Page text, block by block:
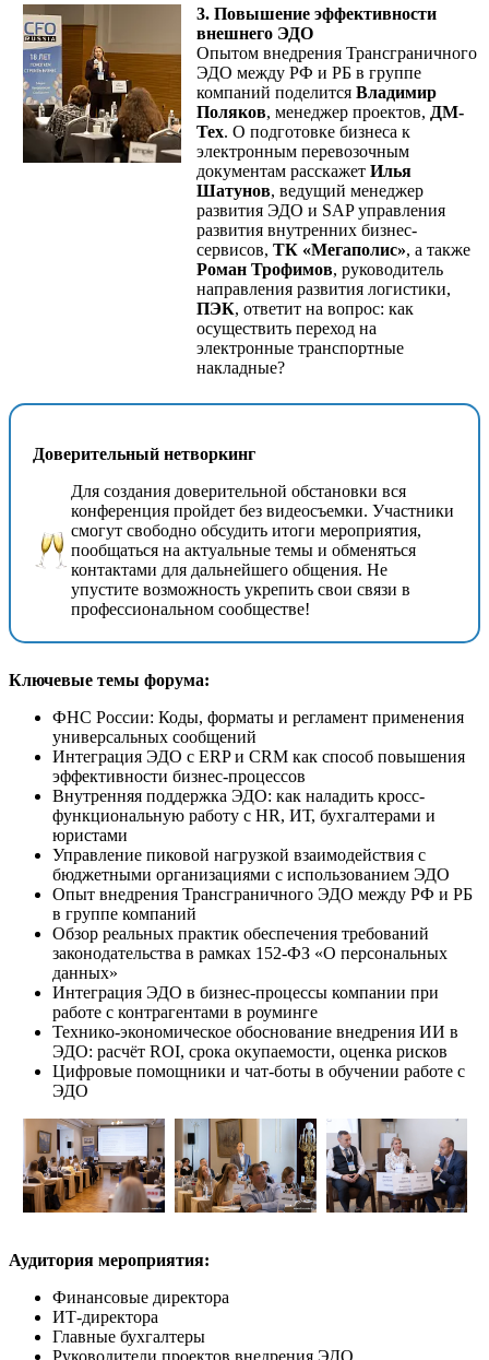
3. Повышение эффективности
внешнего ЭДО
Опытом внедрения Трансграничного
ЭДО между РФ и РБ в группе
компаний поделится Владимир
Поляков, менеджер проектов, ДМ-
Тех. О подготовке бизнеса к
электронным перевозочным
документам расскажет Илья
Шатунов, ведущий менеджер
развития ЭДО и SAP управления
развития внутренних бизнес-
сервисов, ТК «Мегаполис», а также
Роман Трофимов, руководитель
направления развития логистики,
ПЭК, ответит на вопрос: как
осуществить переход на
электронные транспортные
накладные?
Доверительный нетворкинг
Для создания доверительной обстановки вся
конференция пройдет без видеосъемки. Участники
смогут свободно обсудить итоги мероприятия,
пообщаться на актуальные темы и обменяться
контактами для дальнейшего общения. Не
упустите возможность укрепить свои связи в
профессиональном сообществе!
Ключевые темы форума:
ФНС России: Коды, форматы и регламент применения
универсальных сообщений
Интеграция ЭДО с ERP и CRM как способ повышения
эффективности бизнес-процессов
Внутренняя поддержка ЭДО: как наладить кросс-
функциональную работу с HR, ИТ, бухгалтерами и
юристами
Управление пиковой нагрузкой взаимодействия с
бюджетными организациями с использованием ЭДО
Опыт внедрения Трансграничного ЭДО между РФ и РБ
в группе компаний
Обзор реальных практик обеспечения требований
законодательства в рамках 152-ФЗ «О персональных
данных»
Интеграция ЭДО в бизнес-процессы компании при
работе с контрагентами в роуминге
Технико-экономическое обоснование внедрения ИИ в
ЭДО: расчёт ROI, срока окупаемости, оценка рисков
Цифровые помощники и чат‑боты в обучении работе с
ЭДО
Аудитория мероприятия:
Финансовые директора
ИТ-директора
Главные бухгалтеры
Руководители проектов внедрения ЭДО